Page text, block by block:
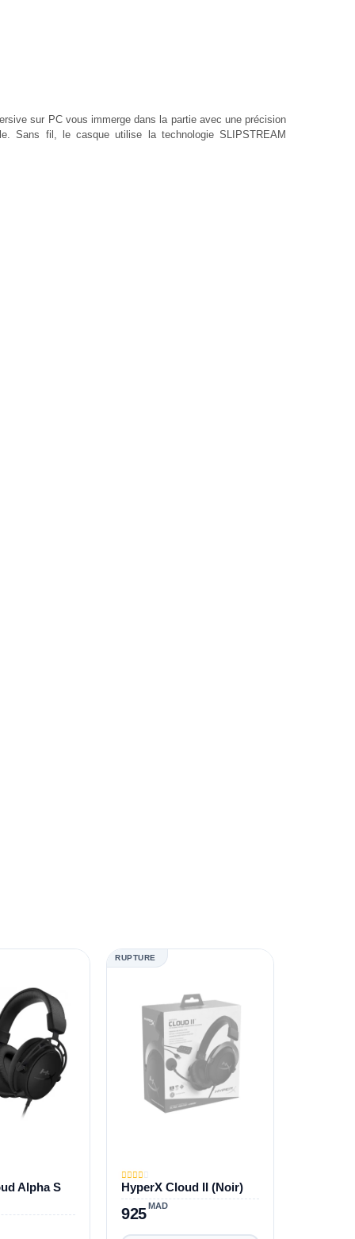
sur PC vous immerge dans la partie avec une précision
Sans fil, le casque utilise la technologie SLIPSTREAM
Alpha S
RUPTURE
HyperX Cloud II (Noir)
925 MAD